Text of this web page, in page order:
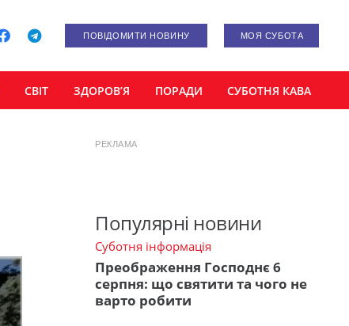
ПОВІДОМИТИ НОВИНУ МОЯ СУБОТА
СВІТ ЗДОРОВ’Я ПОРАДИ СУБОТНЯ КАВА
РЕКЛАМА
Популярні новини
Суботня інформація
Преображення Господнє 6
серпня: що святити та чого не
варто робити